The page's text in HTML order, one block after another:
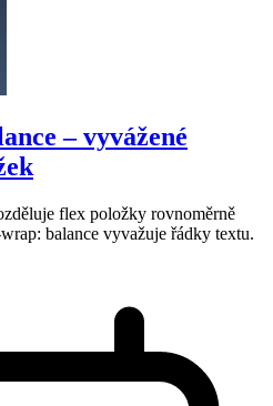
– vyvážené
flex položky rovnoměrně
balance vyvažuje řádky textu.